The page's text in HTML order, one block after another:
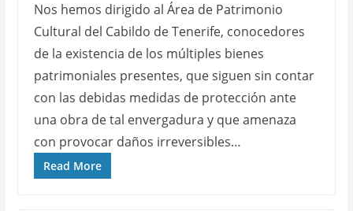
Nos hemos dirigido al Área de Patrimonio
Cultural del Cabildo de Tenerife, conocedores
de la existencia de los múltiples bienes
patrimoniales presentes, que siguen sin contar
con las debidas medidas de protección ante
una obra de tal envergadura y que amenaza
con provocar daños irreversibles…
Read More